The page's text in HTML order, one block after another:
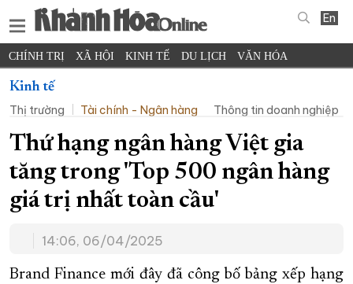
En
CHÍNH TRỊ XÃ HỘI KINH TẾ DU LỊCH VĂN HÓA
THỂ THAO
KHOA HỌC - CÔNG NGHỆ PHÁP LUẬT BẠN ĐỌC PHÓNG SỰ
THẾ GIỚI MULTIMEDIA VIDEO ĐỌC BÁO ONLINE
PODCAST THÔNG TIN - QUẢNG CÁO
QUY HOẠCH TỈNH KHÁNH HÒA
CHUNG TAY CẢI CÁCH HÀNH CHÍNH
XÂY DỰNG NÔNG THÔN MỚI LỊCH CẮT ĐIỆN
Kinh tế
Thị trường
Tài chính - Ngân hàng Thông tin doanh nghiệp
Thứ hạng ngân hàng Việt gia
tăng trong 'Top 500 ngân hàng
giá trị nhất toàn cầu'
14:06, 06/04/2025
Brand Finance mới đây đã công bố bảng xếp hạng